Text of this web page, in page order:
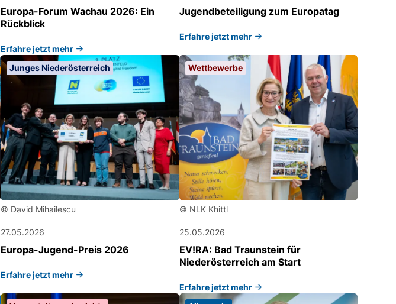
Europa-Forum Wachau 2026: Ein
Rückblick
Erfahre jetzt mehr
Jugendbeteiligung zum Europatag
Erfahre jetzt mehr
Junges Niederösterreich
© David Mihailescu
27.05.2026
Europa-Jugend-Preis 2026
Erfahre jetzt mehr
Wettbewerbe
© NLK Khittl
25.05.2026
EV!RA: Bad Traunstein für
Niederösterreich am Start
Erfahre jetzt mehr